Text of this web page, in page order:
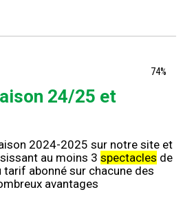
74%
24/25 et
2024-2025 sur notre site et
au moins 3 spectacles de
abonné sur chacune des
avantages